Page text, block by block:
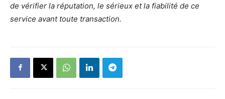
de vérifier la réputation, le sérieux et la fiabilité de ce
service avant toute transaction.